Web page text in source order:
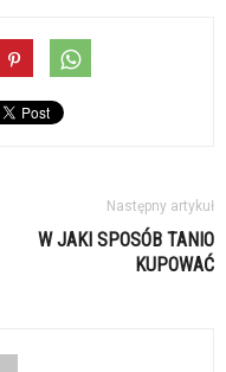
Następny artykuł
W JAKI SPOSÓB TANIO
KUPOWAĆ